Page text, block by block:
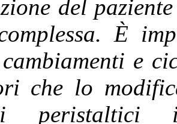
del
È
e
che lo